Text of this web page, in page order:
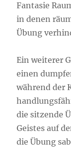
Fantasie
in denen
Übung
Ein weiterer
einen
während der
die sitzende
Geistes auf
die Übung